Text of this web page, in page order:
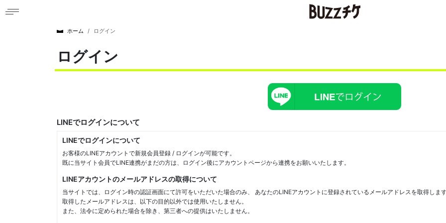
ホーム ログイン
ログイン
LINEでログインについて
LINEでログインについて
お客様のLINEアカウントで新規会員登録 / ログインが可能です。
既に当サイト会員でLINE連携がまだの方は、ログイン後にアカウントページから連携をお願いいたします。
LINEアカウントのメールアドレスの取得について
当サイトでは、ログイン時の認証画面にて許可をいただいた場合のみ、 あなたのLINEアカウントに登録されているメールアドレスを取得しま
取得したメールアドレスは、以下の目的以外では使用いたしません。
また、法令に定められた場合を除き、第三者への提供はいたしません。